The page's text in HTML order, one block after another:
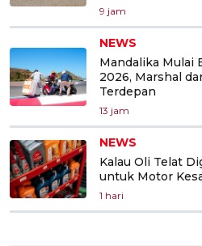
9 jam
NEWS
Mandalika Mulai
2026, Marshal
Terdepan
13 jam
NEWS
Kalau Oli Telat
untuk Motor
1 hari